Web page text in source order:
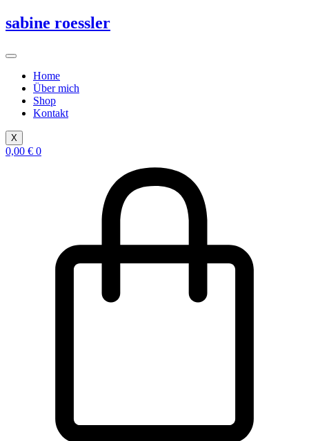
Zum
Inhalt
sabine roessler
Home
Über mich
Shop
Kontakt
X
0,00 € 0